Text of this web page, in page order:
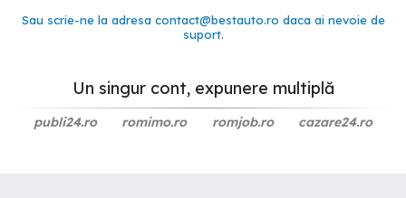
Sau scrie-ne la adresa contact@bestauto.ro daca ai nevoie de
suport.
Un singur cont, expunere multiplă
publi24.ro romimo.ro romjob.ro cazare24.ro